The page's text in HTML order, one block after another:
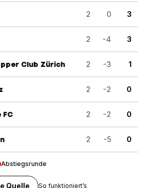
2 0 3
2 -4 3
Club Zürich 2 -3 1
2 -2 0
2 -2 0
2 -5 0
Abstiegsrunde
Quelle So funktioniert’s